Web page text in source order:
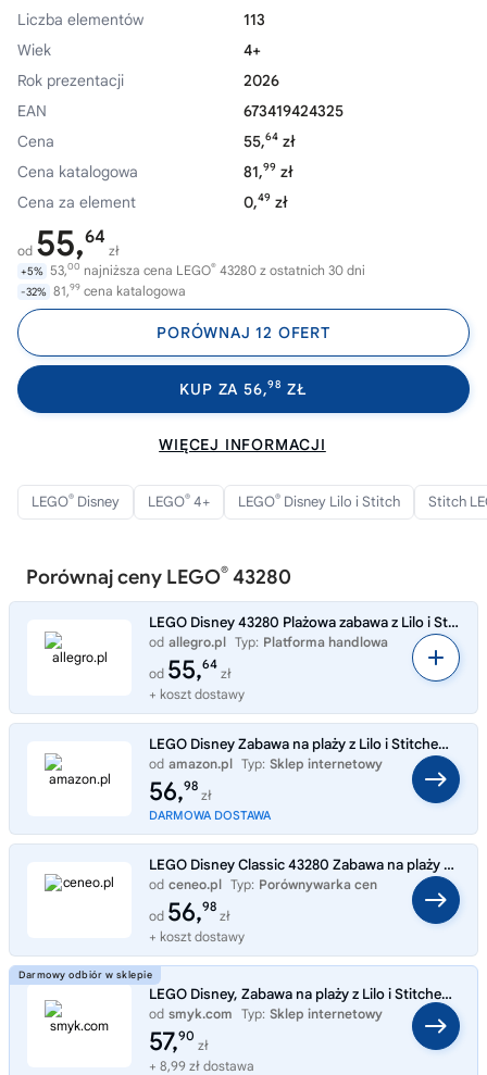
Liczba elementów
113
Wiek
4+
Rok prezentacji
2026
EAN
673419424325
Cena
55,64 zł
Cena katalogowa
81,99 zł
Cena za element
0,49 zł
od 55,64
zł
+5% 53,00 najniższa cena LEGO® 43280 z ostatnich 30 dni
-32% 81,99 cena katalogowa
PORÓWNAJ 12 OFERT
KUP ZA 56,98 ZŁ
WIĘCEJ INFORMACJI
LEGO® Disney LEGO® 4+ LEGO® Disney Lilo i Stitch Stitch
Porównaj ceny LEGO® 43280
LEGO Disney 43280 Plażowa zabawa z Lilo i Stitch
od allegro.pl Typ: Platforma handlowa
od 55,64
zł
+ koszt dostawy
LEGO Disney Zabawa na plaży z Lilo i Stitchem 43280 | Figurka z filmu, model do zbudowania, prezent dla fana Disneya 4+,
od amazon.pl Typ: Sklep internetowy
56,98
zł
DARMOWA DOSTAWA
LEGO Disney Classic 43280 Zabawa na plaży z Lilo i Stitchem
od ceneo.pl Typ: Porównywarka cen
od 56,98
zł
+ koszt dostawy
LEGO Disney, Zabawa na plaży z Lilo i Stitchem, 43280
od smyk.com Typ: Sklep internetowy
57,90
zł
+ 8,99 zł dostawa